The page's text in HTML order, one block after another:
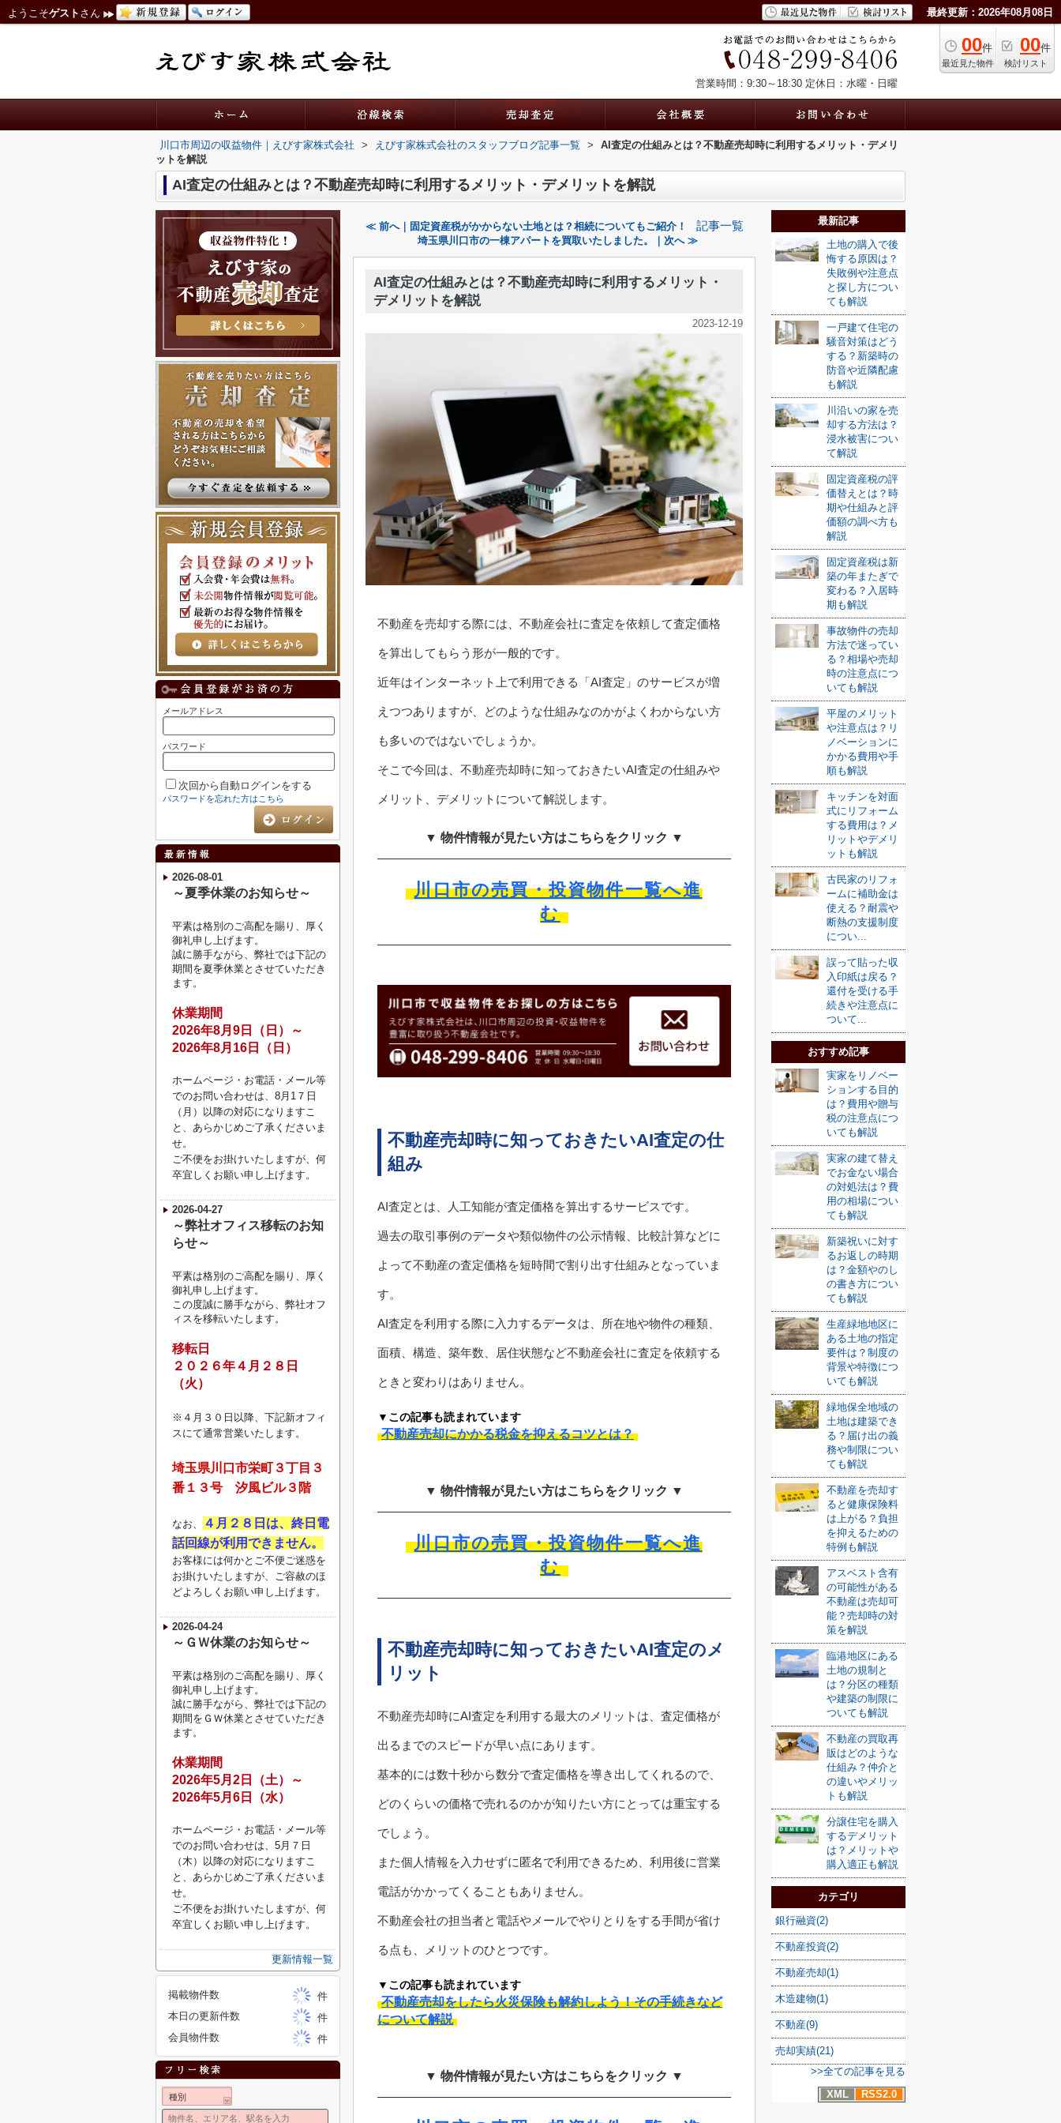
ようこそゲスト さん 最終更新：2026年08月08日
00件
最近見た物件
00件
検討リスト
営業時間：9:30～18:30 定休日：水曜・日曜
川口市周辺の収益物件｜えびす家株式会社 > えびす家株式会社のスタッフブログ記事一覧 >
AI査定の仕組みとは？不動産売却時に利用するメリット・デメリ
ットを解説
AI査定の仕組みとは？不動産売却時に利用するメリット・デメリットを解説
≪ 前へ｜固定資産税がかからない土地とは？相続についてもご紹介！ 記事一覧
埼玉県川口市の一棟アパートを買取いたしました。｜次へ ≫
AI査定の仕組みとは？不動産売却時に利用するメリット・
デメリットを解説
2023-12-19
不動産を売却する際には、不動産会社に査定を依頼して査定価格
を算出してもらう形が一般的です。
近年はインターネット上で利用できる「AI査定」のサービスが増
えつつありますが、どのような仕組みなのかがよくわからない方
も多いのではないでしょうか。
そこで今回は、不動産売却時に知っておきたいAI査定の仕組みや
メリット、デメリットについて解説します。
▼ 物件情報が見たい方はこちらをクリック ▼
川口市の売買・投資物件一覧へ進
む
不動産売却時に知っておきたいAI査定の仕
組み
AI査定とは、人工知能が査定価格を算出するサービスです。
過去の取引事例のデータや類似物件の公示情報、比較計算などに
よって不動産の査定価格を短時間で割り出す仕組みとなっていま
す。
AI査定を利用する際に入力するデータは、所在地や物件の種類、
面積、構造、築年数、居住状態など不動産会社に査定を依頼する
ときと変わりはありません。
▼この記事も読まれています
不動産売却にかかる税金を抑えるコツとは？
▼ 物件情報が見たい方はこちらをクリック ▼
川口市の売買・投資物件一覧へ進
む
不動産売却時に知っておきたいAI査定のメ
リット
不動産売却時にAI査定を利用する最大のメリットは、査定価格が
出るまでのスピードが早い点にあります。
基本的には数十秒から数分で査定価格を導き出してくれるので、
どのくらいの価格で売れるのかが知りたい方にとっては重宝する
でしょう。
また個人情報を入力せずに匿名で利用できるため、利用後に営業
電話がかかってくることもありません。
不動産会社の担当者と電話やメールでやりとりをする手間が省け
る点も、メリットのひとつです。
▼この記事も読まれています
不動産売却をしたら火災保険も解約しよう！その手続きなど
について解説
▼ 物件情報が見たい方はこちらをクリック ▼
最新記事
土地の購入で後
悔する原因は？
失敗例や注意点
と探し方につい
ても解説
一戸建て住宅の
騒音対策はどう
する？新築時の
防音や近隣配慮
も解説
川沿いの家を売
却する方法は？
浸水被害につい
て解説
固定資産税の評
価替えとは？時
期や仕組みと評
価額の調べ方も
解説
固定資産税は新
築の年またぎで
変わる？入居時
期も解説
事故物件の売却
方法で迷ってい
る？相場や売却
時の注意点につ
いても解説
平屋のメリット
や注意点は？リ
ノベーションに
かかる費用や手
順も解説
キッチンを対面
式にリフォーム
する費用は？メ
リットやデメリ
ットも解説
古民家のリフォ
ームに補助金は
使える？耐震や
断熱の支援制度
につい...
誤って貼った収
入印紙は戻る？
還付を受ける手
続きや注意点に
ついて...
おすすめ記事
実家をリノベー
ションする目的
は？費用や贈与
税の注意点につ
いても解説
実家の建て替え
でお金ない場合
の対処法は？費
用の相場につい
ても解説
新築祝いに対す
るお返しの時期
は？金額やのし
の書き方につい
ても解説
生産緑地地区に
ある土地の指定
要件は？制度の
背景や特徴につ
いても解説
緑地保全地域の
土地は建築でき
る？届け出の義
務や制限につい
ても解説
不動産を売却す
ると健康保険料
は上がる？負担
を抑えるための
特例も解説
アスベスト含有
の可能性がある
不動産は売却可
能？売却時の対
策を解説
臨港地区にある
土地の規制と
は？分区の種類
や建築の制限に
ついても解説
不動産の買取再
販はどのような
仕組み？仲介と
の違いやメリッ
トも解説
分譲住宅を購入
するデメリット
は？メリットや
購入適正も解説
カテゴリ
銀行融資(2)
不動産投資(2)
不動産売却(1)
木造建物(1)
不動産(9)
売却実績(21)
>>全ての記事を見る
XML
RSS2.0
メールアドレス
パスワード
次回から自動ログインをする
パスワードを忘れた方はこちら
2026-08-01
～夏季休業のお知らせ～
平素は格別のご高配を賜り、厚く
御礼申し上げます。
誠に勝手ながら、弊社では下記の
期間を夏季休業とさせていただき
ます。
休業期間
2026年8月9 日（日）～
2026年8月16日（日）
ホームページ・お電話・メール等
でのお問い合わせは、8月1７日
（月）以降の対応になりますこ
と、あらかじめご了承くださいま
せ。
ご不便をお掛けいたしますが、何
卒宜しくお願い申し上げます。
2026-04-27
～弊社オフィス移転のお知
らせ～
平素は格別のご高配を賜り、厚く
御礼申し上げます。
この度誠に勝手ながら、弊社オフ
ィスを移転いたします。
移転日
２０２６年４月２８日
（火）
※４月３０日以降、下記新オフィ
スにて通常営業いたします。
埼玉県川口市栄町３丁目３
番１３号 汐風ビル３階
なお、
４月２８日は、終日電
話回線が利用できません。
お客様には何かとご不便ご迷惑を
お掛けいたしますが、ご容赦のほ
どよろしくお願い申し上げます。
2026-04-24
～ＧＷ休業のお知らせ～
平素は格別のご高配を賜り、厚く
御礼申し上げます。
誠に勝手ながら、弊社では下記の
期間をＧＷ休業とさせていただき
ます。
休業期間
2026年5月2 日（土）～
2026年5月6日（水）
ホームページ・お電話・メール等
でのお問い合わせは、5月７日
（木）以降の対応になりますこ
と、あらかじめご了承くださいま
せ。
ご不便をお掛けいたしますが、何
卒宜しくお願い申し上げます。
更新情報一覧
掲載物件数
件
本日の更新件数
件
会員物件数
件
種別